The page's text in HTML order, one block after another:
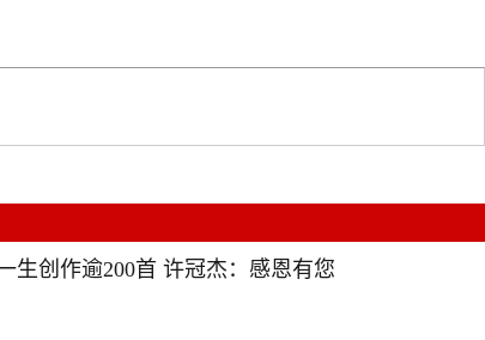
生创作逾200首 许冠杰：感恩有您